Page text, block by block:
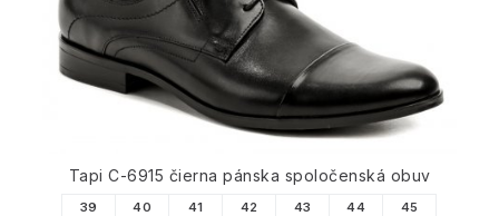
Tapi C-6915 čierna pánska spoločenská obuv
39 40 41 42 43 44 45